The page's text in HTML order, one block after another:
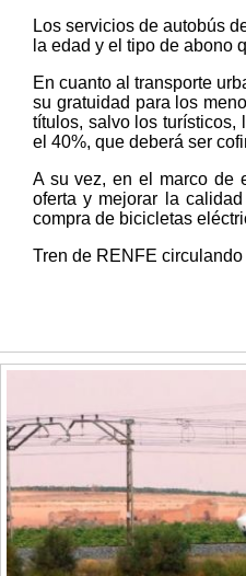
Los servicios de autobús
la edad y el tipo de abono
En cuanto al transporte
su gratuidad para los
títulos, salvo los turísticos,
el 40%, que deberá ser
A su vez, en el marco de
oferta y mejorar la
compra de bicicletas
Tren de RENFE